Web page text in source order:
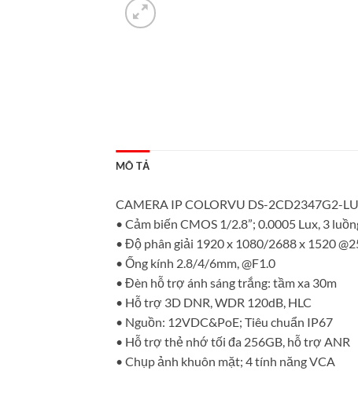
MÔ TẢ
CAMERA IP COLORVU DS-2CD2347G2-
• Cảm biến CMOS 1/2.8”; 0.0005 Lux, 3
• Độ phân giải 1920 x 1080/2688 x 1520
• Ống kính 2.8/4/6mm, @F1.0
• Đèn hỗ trợ ánh sáng trắng: tầm xa 30m
• Hỗ trợ 3D DNR, WDR 120dB, HLC
• Nguồn: 12VDC&PoE; Tiêu chuẩn IP67
• Hỗ trợ thẻ nhớ tối đa 256GB, hỗ trợ ANR
• Chụp ảnh khuôn mặt; 4 tính năng VCA